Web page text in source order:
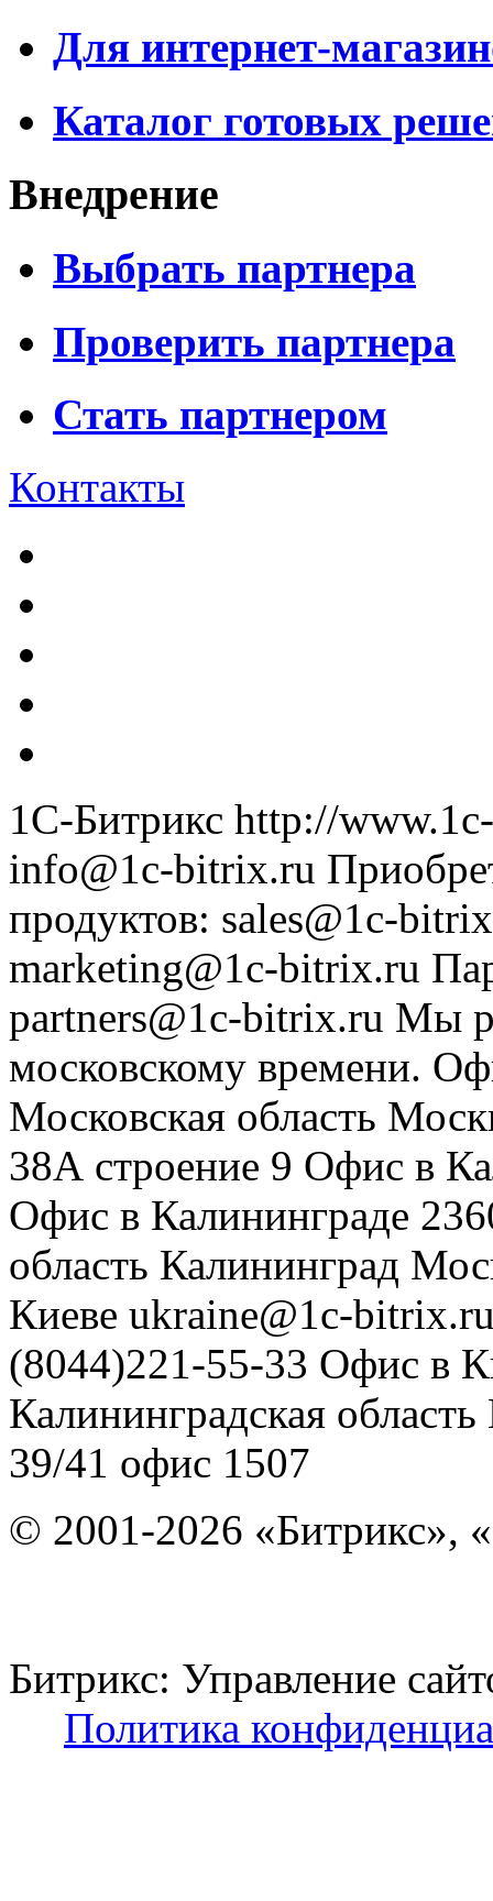
Для интернет-
Каталог готовых
Внедрение
Выбрать партнера
Проверить партнера
Стать партнером
Контакты
1С-Битрикс http://
info@1c-bitrix.ru
продуктов: sales@1c-
marketing@1c-bitrix.ru
partners@1c-bitrix.ru Мы
московскому времени.
Московская область
38А строение 9 Офис в
Офис в Калининграде
область Калининград
Киеве ukraine@1c-
(8044)221-55-33 Офис в
Калининградская область
39/41 офис 1507
© 2001-2026 «Битрикс»,
Битрикс: Управление
Политика